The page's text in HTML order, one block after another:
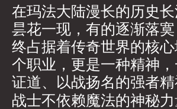
在玛法大陆漫长的历史
昙花一现，有的逐渐落
终占据着传奇世界的核
个职业，更是一种精神
证道、以战扬名的强者精
战士不依赖魔法的神秘